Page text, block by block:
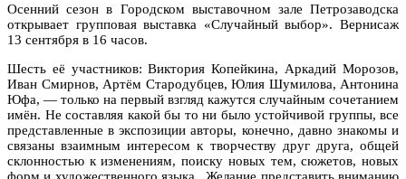
Осенний сезон в Городском выставочном зале Петрозаводска
открывает групповая выставка «Случайный выбор». Вернисаж
13 сентября в 16 часов.
Шесть её участников: Виктория Копейкина, Аркадий Морозов,
Иван Смирнов, Артём Стародубцев, Юлия Шумилова, Антонина
Юфа, — только на первый взгляд кажутся случайным сочетанием
имён. Не составляя какой бы то ни было устойчивой группы, все
представленные в экспозиции авторы, конечно, давно знакомы и
связаны взаимным интересом к творчеству друг друга, общей
склонностью к изменениям, поиску новых тем, сюжетов, новых